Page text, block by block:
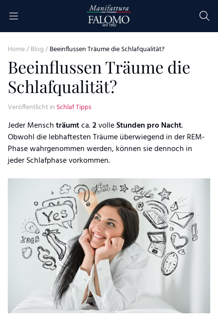
seit 1962
Home/Blog/Beeinflussen Träume die Schlafqualität?
Beeinflussen Träume die
Schlafqualität?
Veröffentlicht in Schlaf Tipps
Jeder Menschträumtca.2volleStunden pro Nacht.
Obwohl die lebhaftesten Träume überwiegend in der REM-
Phase wahrgenommen werden, können sie dennoch in
jeder Schlafphase vorkommen.